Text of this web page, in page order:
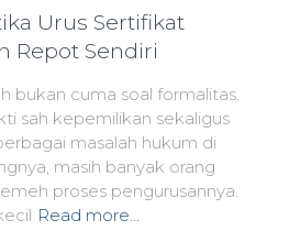
Urus Sertifikat
Repot Sendiri
bukan cuma soal formalitas.
sah kepemilikan sekaligus
masalah hukum di
masih banyak orang
proses pengurusannya.
Read more…